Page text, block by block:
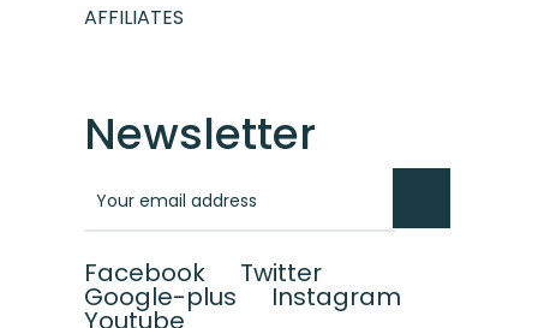
AFFILIATES
Newsletter
Facebook Twitter
Google-plus Instagram
Youtube